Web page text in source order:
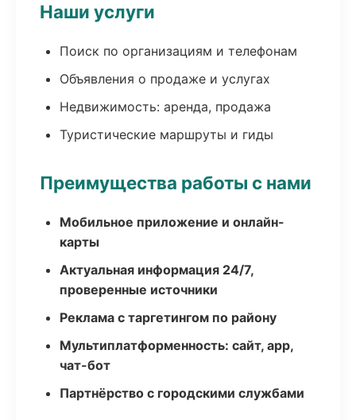
Наши услуги
Поиск по организациям и телефонам
Объявления о продаже и услугах
Недвижимость: аренда, продажа
Туристические маршруты и гиды
Преимущества работы с нами
Мобильное приложение и онлайн-
карты
Актуальная информация 24/7,
проверенные источники
Реклама с таргетингом по району
Мультиплатформенность: сайт, app,
чат-бот
Партнёрство с городскими службами